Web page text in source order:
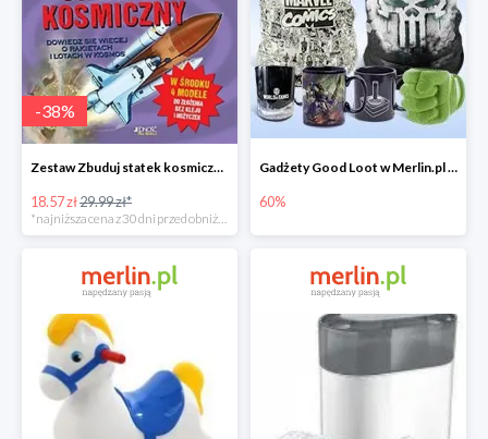
-38%
Zestaw Zbuduj statek kosmiczny do -39%
18.57 zł29.99 zł*
*najniższa cena z 30 dni przed obniżką
Gadżety Good Loot w Merlin.pl do -60%
60%